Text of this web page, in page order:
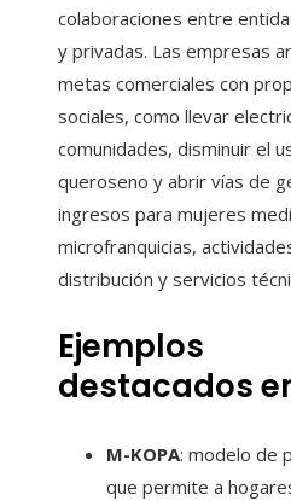
colaboraciones entre
y privadas. Las empresas
metas comerciales con
sociales, como llevar
comunidades, disminuir el
queroseno y abrir vías de
ingresos para mujeres
microfranquicias,
distribución y servicios
Ejemplos
destacados
M-KOPA: modelo de
que permite a